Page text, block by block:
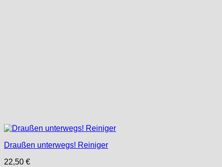
Draußen unterwegs! Reiniger
22,50 €